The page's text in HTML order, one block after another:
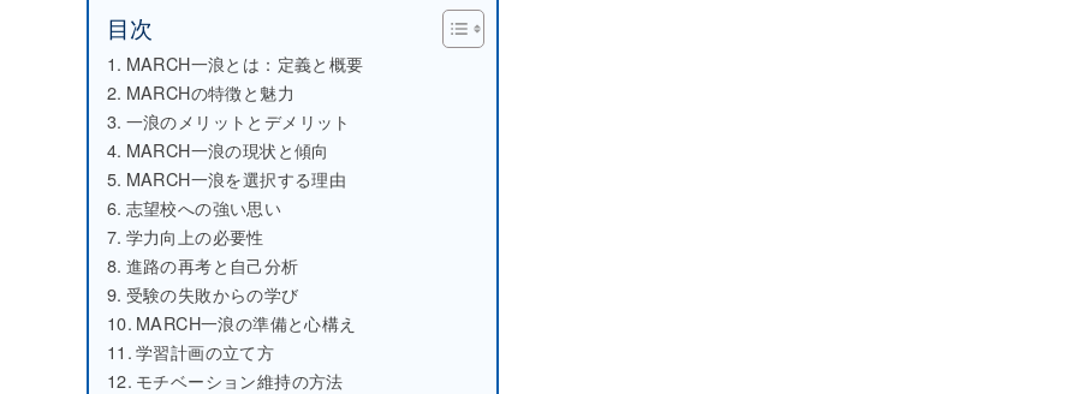
目次
MARCH一浪とは：定義と概要
MARCHの特徴と魅力
一浪のメリットとデメリット
MARCH一浪の現状と傾向
MARCH一浪を選択する理由
志望校への強い思い
学力向上の必要性
進路の再考と自己分析
受験の失敗からの学び
MARCH一浪の準備と心構え
学習計画の立て方
モチベーション維持の方法